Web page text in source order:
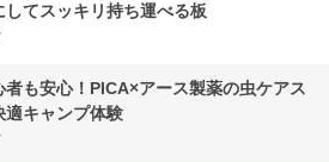
てスッキリ持ち運べる板
者も安心！PICA×アース製薬の虫ケアス
適キャンプ体験